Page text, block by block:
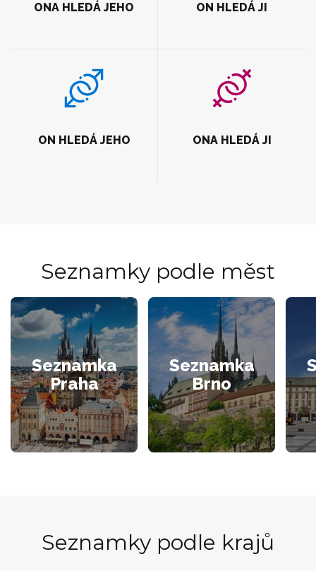
ONA HLEDÁ JEHO ON HLEDÁ JI
ON HLEDÁ JEHO ONA HLEDÁ JI
Seznamky podle měst
Seznamka
Praha
Seznamka
Brno
Seznamky podle krajů